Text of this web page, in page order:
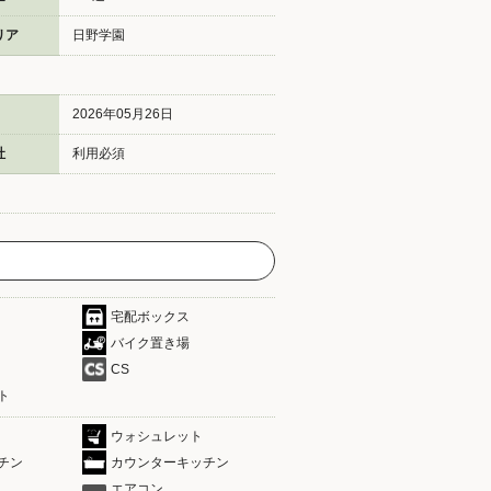
ア 日野学園
2026年05月26日
利用必須
宅配ボックス
バイク置き場
CS
ウォシュレット
ン
カウンターキッチン